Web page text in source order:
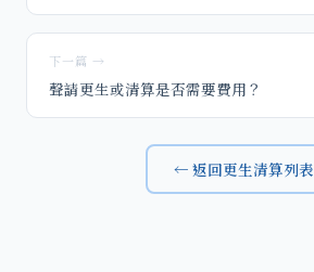
下一篇 →
聲請更生或清算是否需要費用？
← 返回更生清算列表